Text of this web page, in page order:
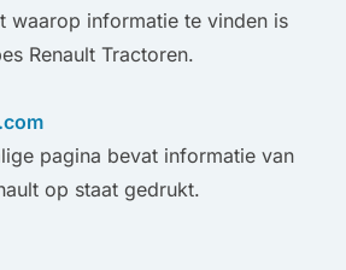
waarop informatie te vinden is
Renault Tractoren.
pagina bevat informatie van
op staat gedrukt.